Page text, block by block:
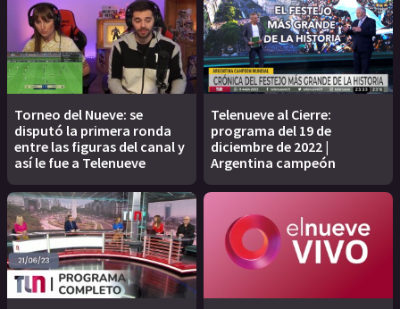
Torneo del Nueve: se
disputó la primera ronda
entre las figuras del canal y
así le fue a Telenueve
Telenueve al Cierre:
programa del 19 de
diciembre de 2022 |
Argentina campeón